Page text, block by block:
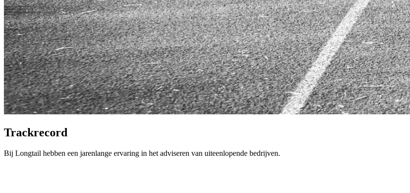
Trackrecord
Bij Longtail hebben een jarenlange ervaring in het adviseren van uiteenlopende bedrijven.